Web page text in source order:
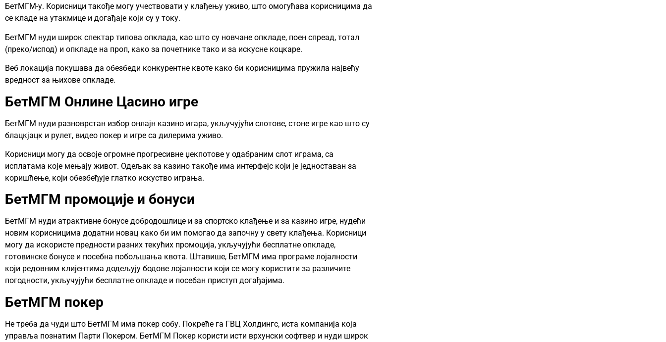
БетМГМ-у. Корисници такође могу учествовати у клађењу уживо, што омогућава корисницима да
се кладе на утакмице и догађаје који су у току.
БетМГМ нуди широк спектар типова опклада, као што су новчане опкладе, поен спреад, тотал
(преко/испод) и опкладе на проп, како за почетнике тако и за искусне коцкаре.
Веб локација покушава да обезбеди конкурентне квоте како би корисницима пружила највећу
вредност за њихове опкладе.
БетМГМ Онлине Цасино игре
БетМГМ нуди разноврстан избор онлајн казино игара, укључујући слотове, стоне игре као што су
блацкјацк и рулет, видео покер и игре са дилерима уживо.
Корисници могу да освоје огромне прогресивне џекпотове у одабраним слот играма, са
исплатама које мењају живот. Одељак за казино такође има интерфејс који је једноставан за
коришћење, који обезбеђује глатко искуство играња.
БетМГМ промоције и бонуси
БетМГМ нуди атрактивне бонусе добродошлице и за спортско клађење и за казино игре, нудећи
новим корисницима додатни новац како би им помогао да започну у свету клађења. Корисници
могу да искористе предности разних текућих промоција, укључујући бесплатне опкладе,
готовинске бонусе и посебна побољшања квота. Штавише, БетМГМ има програме лојалности
који редовним клијентима додељују бодове лојалности који се могу користити за различите
погодности, укључујући бесплатне опкладе и посебан приступ догађајима.
БетМГМ покер
Не треба да чуди што БетМГМ има покер собу. Покреће га ГВЦ Холдингс, иста компанија која
управља познатим Парти Покером. БетМГМ Покер користи исти врхунски софтвер и нуди широк